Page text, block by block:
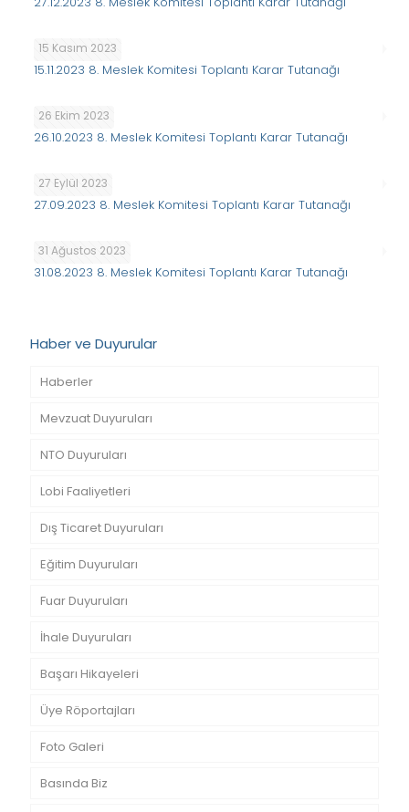
15 Kasım 2023
15.11.2023 8. Meslek Komitesi Toplantı Karar Tutanağı
26 Ekim 2023
26.10.2023 8. Meslek Komitesi Toplantı Karar Tutanağı
27 Eylül 2023
27.09.2023 8. Meslek Komitesi Toplantı Karar Tutanağı
31 Ağustos 2023
31.08.2023 8. Meslek Komitesi Toplantı Karar Tutanağı
Haber ve Duyurular
Haberler
Mevzuat Duyuruları
NTO Duyuruları
Lobi Faaliyetleri
Dış Ticaret Duyuruları
Eğitim Duyuruları
Fuar Duyuruları
İhale Duyuruları
Başarı Hikayeleri
Üye Röportajları
Foto Galeri
Basında Biz